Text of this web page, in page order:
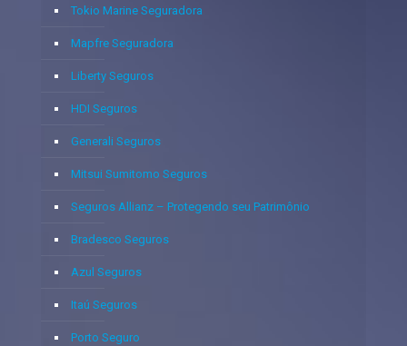
Tokio Marine Seguradora
Mapfre Seguradora
Liberty Seguros
HDI Seguros
Generali Seguros
Mitsui Sumitomo Seguros
Seguros Allianz – Protegendo seu Patrimônio
Bradesco Seguros
Azul Seguros
Itaú Seguros
Porto Seguro